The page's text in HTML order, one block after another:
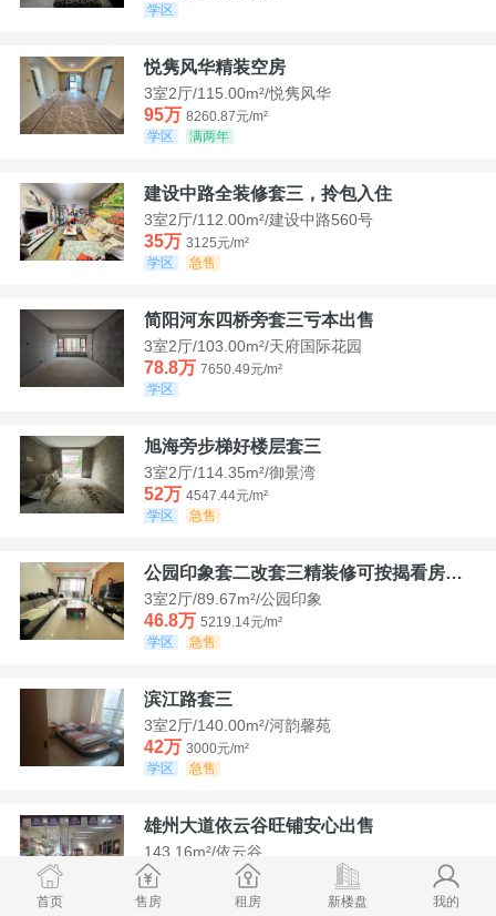
学区
悦隽风华精装空房
3室2厅/115.00m²/悦隽风华
95万 8260.87元/m²
学区
满两年
建设中路全装修套三，拎包入住
3室2厅/112.00m²/建设中路560号
35万 3125元/m²
学区
急售
简阳河东四桥旁套三亏本出售
3室2厅/103.00m²/天府国际花园
78.8万 7650.49元/m²
学区
旭海旁步梯好楼层套三
3室2厅/114.35m²/御景湾
52万 4547.44元/m²
学区
急售
公园印象套二改套三精装修可按揭看房方便
3室2厅/89.67m²/公园印象
46.8万 5219.14元/m²
学区
急售
滨江路套三
3室2厅/140.00m²/河韵馨苑
42万 3000元/m²
学区
急售
雄州大道依云谷旺铺安心出售
143.16m²/依云谷
178.8万
12489.52元/m²
学区
首页 售房 租房 新楼盘 我的